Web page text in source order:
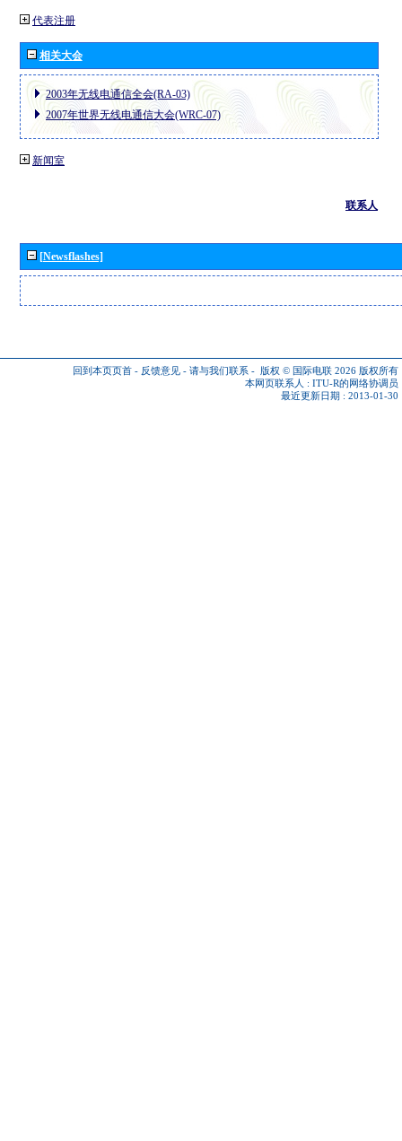
代表注册
相关大会
2003年无线电通信全会(RA-03)
2007年世界无线电通信大会(WRC-07)
新闻室
联系人
[Newsflashes]
回到本页页首 - 反馈意见 - 请与我们联系 - 版权 © 国际电联 2026 版权所有
本网页联系人 : ITU-R的网络协调员
最近更新日期 : 2013-01-30